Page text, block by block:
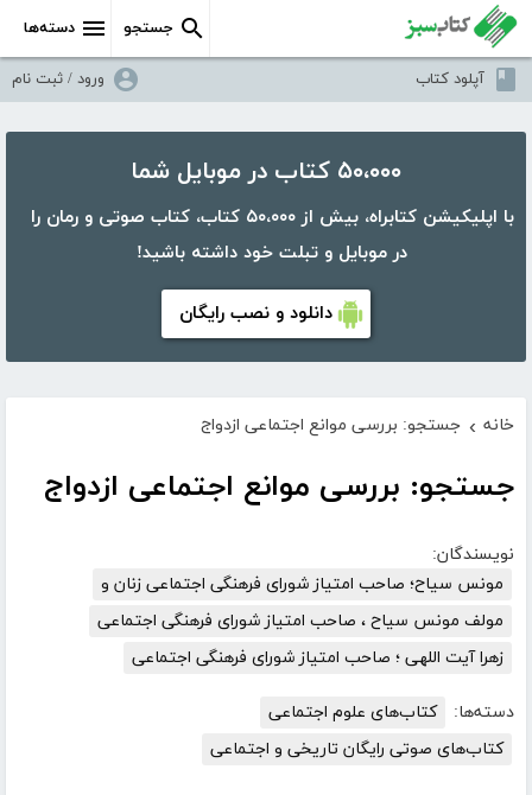
دسته‌ها جستجو
آپلود کتاب ورود / ثبت نام
۵۰،۰۰۰ کتاب در موبایل شما
با اپلیکیشن کتابراه، بیش از ۵۰،۰۰۰ کتاب، کتاب صوتی و رمان را
در موبایل و تبلت خود داشته باشید!
دانلود و نصب رایگان
خانه › جستجو: بررسی موانع اجتماعی ازدواج
جستجو: بررسی موانع اجتماعی ازدواج
نویسندگان:
مونس سیاح؛ صاحب امتیاز شورای فرهنگی اجتماعی زنان و
مولف مونس سیاح ، صاحب امتیاز شورای فرهنگی اجتماعی
زهرا آیت اللهی ؛ صاحب امتیاز شورای فرهنگی اجتماعی
دسته‌ها:
کتاب‌های علوم اجتماعی
کتاب‌های صوتی رایگان تاریخی و اجتماعی